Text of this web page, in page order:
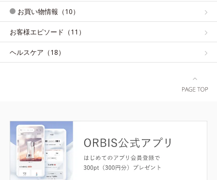
お買い物情報（10）
お客様エピソード（11）
ヘルスケア（18）